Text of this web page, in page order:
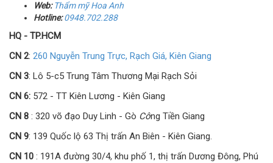
Web:ThẩmmỹHoa Anh
Hotline: 0948.702.288
HQ - TP.HCM
CN 2: 260 Nguyễn Trung Trực, Rạch Giá, Kiên Giang
CN 3: Lô 5-c5 Trung Tâm Thương Mại Rạch Sỏi
CN 6: 572 - TT Kiên Lương - Kiên Giang
CN 8 : 320 võ đạo Duy Linh - Gò Công Tiền Giang
CN 9: 139 Quốc lộ 63 Thị trấn An Biên - Kiên Giang.
CN 10 : 191A đường 30/4, khu phố 1, thị trấn Dương Đông, Phú